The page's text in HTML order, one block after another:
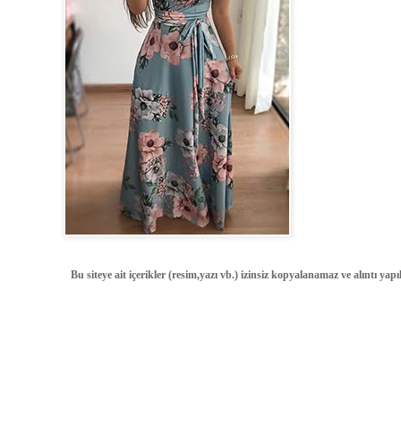
Bu siteye ait içerikler (resim,yazı vb.) izinsiz kopyalanamaz ve alıntı